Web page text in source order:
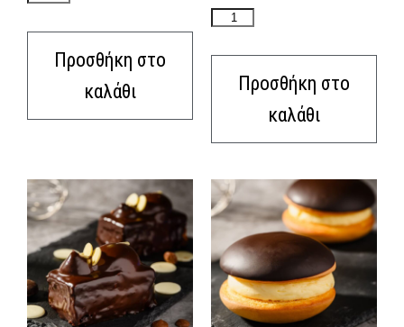
Προσθήκη στο
καλάθι
Προσθήκη στο
καλάθι